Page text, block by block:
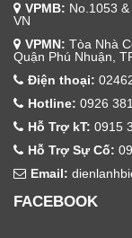
VPMB: No.1053
VN
VPMN: Tòa Nhà
Quận Phú Nhuận,
Điện thoại:
Hotline: 0926
Hỗ Trợ kT: 0915
Hỗ Trợ Sự Cố:
Email:
FACEBOOK